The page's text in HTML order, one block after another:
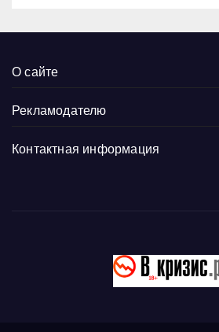
О сайте
Рекламодателю
Контактная информация